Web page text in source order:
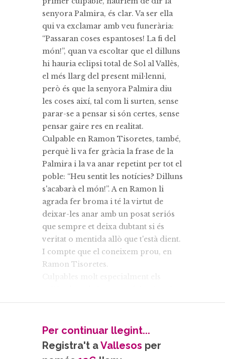
senyora Palmira, és clar. Va ser ella
qui va exclamar amb veu funerària:
“Passaran coses espantoses! La fi del
món!”, quan va escoltar que el dilluns
hi hauria eclipsi total de Sol al Vallès,
el més llarg del present mil·lenni,
però és que la senyora Palmira diu
les coses així, tal com li surten, sense
parar-se a pensar si són certes, sense
pensar gaire res en realitat.
Culpable en Ramon Tisoretes, també,
perquè li va fer gràcia la frase de la
Palmira i la va anar repetint per tot el
poble: “Heu sentit les notícies? Dilluns
s'acabarà el món!”. A en Ramon li
agrada fer broma i té la virtut de
deixar-les anar amb un posat seriós
que sempre et deixa dubtant si és
veritat o mentida allò que t'està dient.
I compte que el coneixem prou, en
Ramon Tisoretes.
Rebullit, que van decidir usar la fi del
Carnaval, i es passaven el dia
comentant com podrien ser les
disfresses.
Per continuar llegint...
Registra't aVallesos per